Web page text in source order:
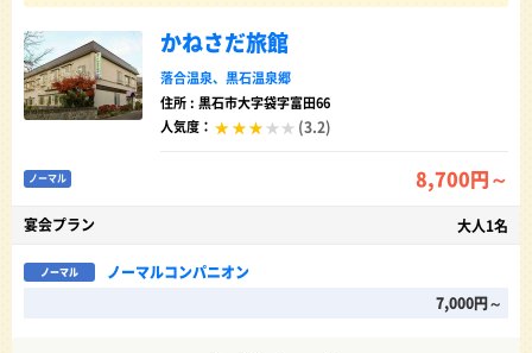
かねさだ旅館
落合温泉、 黒石温泉郷
住所 : 黒石市大字袋字富田66
人気度：
(3.2)
ノーマル 8,700円～
宴会プラン 大人1名
ノーマル
ノーマルコンパニオン
7,000円～